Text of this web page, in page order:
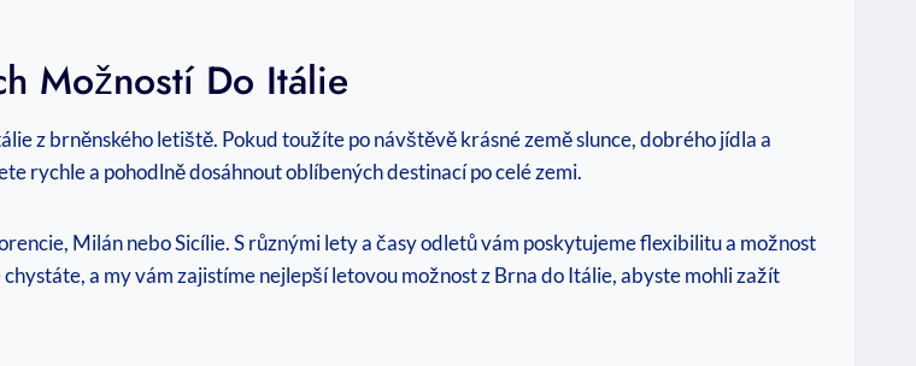
Možností Do Itálie
z brněnského letiště. Pokud toužíte po návštěvě krásné země slunce, dobrého jídla a
rychle a pohodlně dosáhnout oblíbených destinací po celé zemi.
Milán nebo Sicílie. S různými lety a časy odletů vám poskytujeme flexibilitu a možnost
a my vám zajistíme nejlepší letovou možnost z Brna do Itálie, abyste mohli zažít